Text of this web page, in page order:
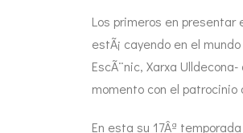
Los primeros en
estÃ¡ cayendo en el
EscÃ¨nic, Xarxa
momento con el patrocinio
En esta su 17Âª